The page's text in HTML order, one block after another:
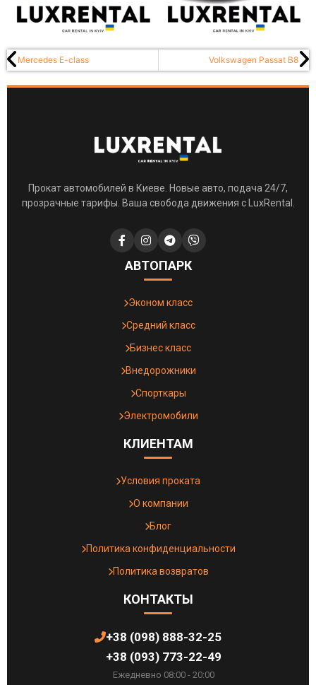
Mercedes E-class Volkswagen Passat B8
Прокат автомобилей в Киеве. Новые авто, подача 24/7,
прозрачные тарифы. Ваша свобода движения с LuxRental.
АВТОПАРК
Эконом класс
Средний класс
Бизнес класс
Внедорожники
Спорткары
Электромобили
КЛИЕНТАМ
Условия проката
О компании
Блог
Политика конфиденциальности
Политика возвратов
КОНТАКТЫ
+38 (098) 888-32-25
+38 (093) 773-22-49
Ежедневно 08:00 - 20:00